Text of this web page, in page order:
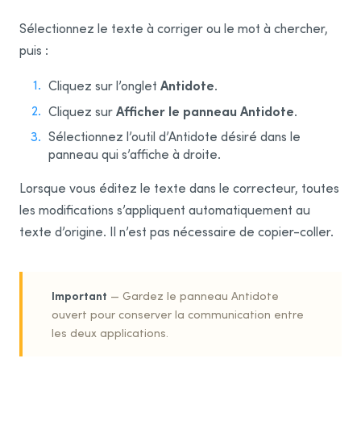
Google
Chrome
Google Docs
InDesign
InCopy
Sélectionnez le texte à corriger ou le mot à chercher,
puis :
Cliquez sur l’onglet Antidote.
Cliquez surAfficher le panneau Antidote.
Sélectionnez l’outil d’Antidote désiré dans le
panneau qui s’affiche à droite.
Lorsque vous éditez le texte dans le correcteur, toutes
les modifications s’appliquent automatiquement au
texte d’origine. Il n’est pas nécessaire de copier-coller.
Important — Gardez le panneau Antidote
ouvert pour conserver la communication entre
les deux applications.